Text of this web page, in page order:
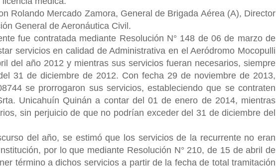
Rolando Mercado Zamora, General de Brigada Aérea (A), Director
General de Aeronáutica Civil.
fue contratada mediante Resolución N° 148 de 06 de marzo de
servicios en calidad de Administrativa en el Aeródromo Mocopulli
del año 2012 y mientras sus servicios fueran necesarios, siempre
31 de diciembre de 2012. Con fecha 29 de noviembre de 2013,
se prorrogaron sus servicios, estableciendo que se contraten
Unicahuín Quinán a contar del 01 de enero de 2014, mientras
sin perjuicio de que no podrían exceder del 31 de diciembre del
del año, se estimó que los servicios de la recurrente no eran
por lo que mediante Resolución N° 210, de 15 de abril de
término a dichos servicios a partir de la fecha de total tramitación